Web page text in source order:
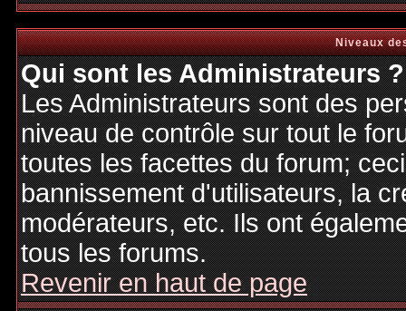
Niveaux
Qui sont les Administrateurs ?
Les Administrateurs sont des
niveau de contrôle sur tout le
toutes les facettes du forum;
bannissement d'utilisateurs, la
modérateurs, etc. Ils ont
tous les forums.
Revenir en haut de page